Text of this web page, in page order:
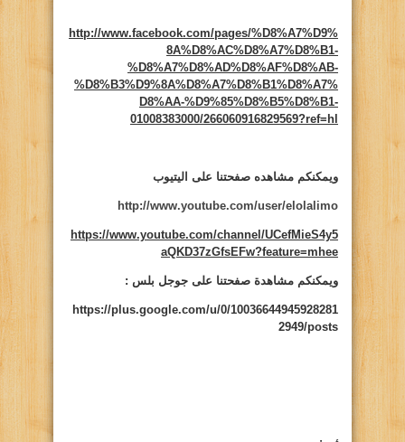
http://www.facebook.com/pages/%D8%A7%D9%
8A%D8%AC%D8%A7%D8%B1-
%D8%A7%D8%AD%D8%AF%D8%AB-
%D8%B3%D9%8A%D8%A7%D8%B1%D8%A7%
D8%AA-%D9%85%D8%B5%D8%B1-
01008383000/266060916829569?ref=hl
ويمكنكم مشاهده صفحتنا على اليتيوب
http://www.youtube.com/user/elolalimo
https://www.youtube.com/channel/UCefMieS4y5
aQKD37zGfsEFw?feature=mhee
ويمكنكم مشاهدة صفحتنا على جوجل بلس :
https://plus.google.com/u/0/10036644945928281
2949/posts